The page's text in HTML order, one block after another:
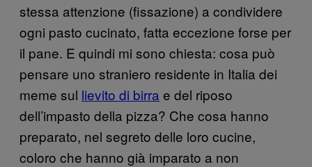
stessa attenzione (fissazione) a condividere
ogni pasto cucinato, fatta eccezione forse per
il pane. E quindi mi sono chiesta: cosa può
pensare uno straniero residente in Italia dei
meme sul lievito di birra e del riposo
dell’impasto della pizza? Che cosa hanno
preparato, nel segreto delle loro cucine,
coloro che hanno già imparato a non